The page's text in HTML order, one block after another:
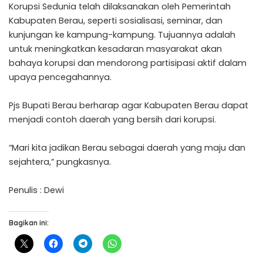
Korupsi Sedunia telah dilaksanakan oleh Pemerintah
Kabupaten Berau, seperti sosialisasi, seminar, dan
kunjungan ke kampung-kampung. Tujuannya adalah
untuk meningkatkan kesadaran masyarakat akan
bahaya korupsi dan mendorong partisipasi aktif dalam
upaya pencegahannya.
Pjs Bupati Berau berharap agar Kabupaten Berau dapat
menjadi contoh daerah yang bersih dari korupsi.
“Mari kita jadikan Berau sebagai daerah yang maju dan
sejahtera,” pungkasnya.
Penulis : Dewi
Bagikan ini: